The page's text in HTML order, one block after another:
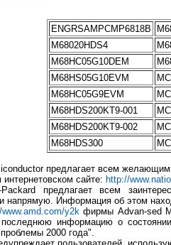
ENGRSAMPCMP6818B
M68020HDS4
M68HC05G10DEM
M68HS05G10EVM
M68HC05G9EVM
M68HDS200KT9-001
M68HDS200KT9-002
M68HDS300
предлагает всем желающим
сайте: http://
предлагает всем
Информация об этом
www.amd.com/y2k фирмы Advan-sed
информацию о
2000 года".